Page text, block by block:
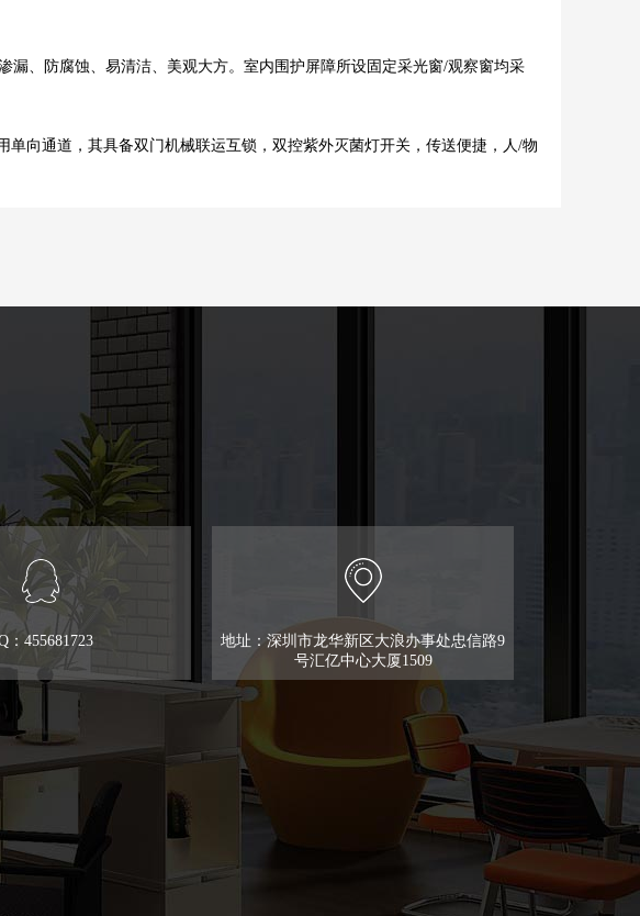
、防腐蚀、易清洁、美观大方。室内围护屏障所设固定采光窗/观察窗均采
向通道，其具备双门机械联运互锁，双控紫外灭菌灯开关，传送便捷，人/物
：455681723
地址：深圳市龙华新区大浪办事处忠信路9
号汇亿中心大厦1509